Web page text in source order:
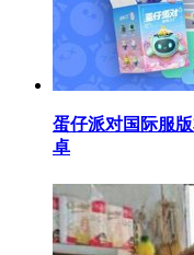
蛋仔派对国际服
卓